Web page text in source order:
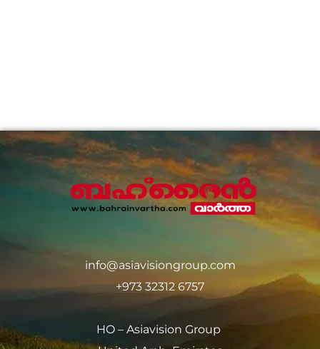
info@asiavisiongroup.com
+973 32312 6757
HO – Asiavision Group